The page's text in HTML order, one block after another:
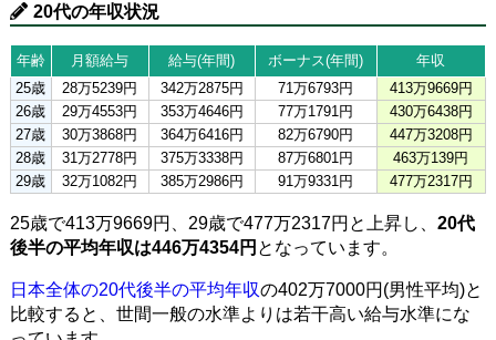
20代の年収状況
年齢 月額給与 給与(年間) ボーナス(年間)
年収
25歳
28万5239円 342万2875円 71万6793円
413万9669円
26歳
29万4553円 353万4646円 77万1791円
430万6438円
27歳
30万3868円 364万6416円 82万6790円
447万3208円
28歳
31万2778円 375万3338円 87万6801円
463万139円
29歳
32万1082円 385万2986円 91万9331円 477万2317円
25歳で413万9669円、29歳で477万2317円と上昇し、 20代
後半の平均年収は446万4354円 となっています。
日本全体の20代後半の平均年収の402万7000円(男性平均)と
比較すると、世間一般の水準よりは若干高い給与水準にな